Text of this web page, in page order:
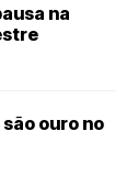
na
ouro no